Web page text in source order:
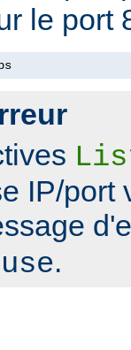
le port
IP/port
.